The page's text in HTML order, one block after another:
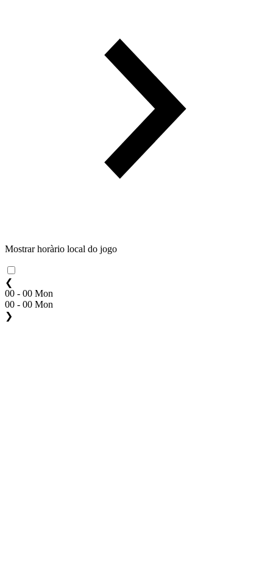
Mostrar horàrio local do jogo
❮
00 - 00 Mon
00 - 00 Mon
❯